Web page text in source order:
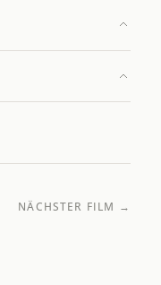
NÄCHSTER FILM →